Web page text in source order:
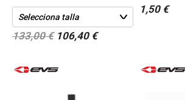
133,00 € 106,40 €
1,50 €